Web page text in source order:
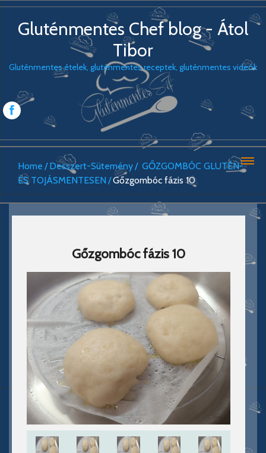
Gluténmentes Chef blog - Átol
Tibor
Gluténmentes ételek, gluténmentes receptek, gluténmentes videók
Home Desszert-Sütemény
GŐZGOMBÓC GLUTÉN-
ÉS TOJÁSMENTESEN
Gőzgombóc fázis 10
Gőzgombóc fázis 10